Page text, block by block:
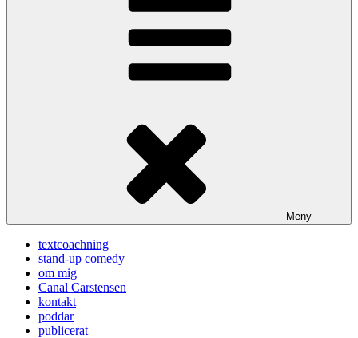
Meny
textcoachning
stand-up comedy
om mig
Canal Carstensen
kontakt
poddar
publicerat